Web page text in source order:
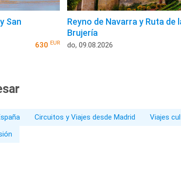
San
630 EUR
Reyno de Navarra y Ruta de
Brujería
do, 09.08.2026
Circuitos y Viajes desde Madrid Viajes